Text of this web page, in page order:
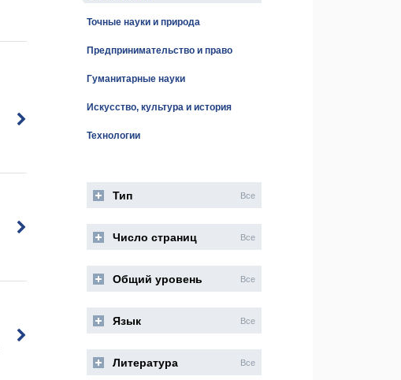
Точные науки и природа
Предпринимательство и право
Гуманитарные науки
Искусство, культура и история
Технологии
Тип Все
Число страниц Все
Общий уровень Все
Язык Все
Литература Все